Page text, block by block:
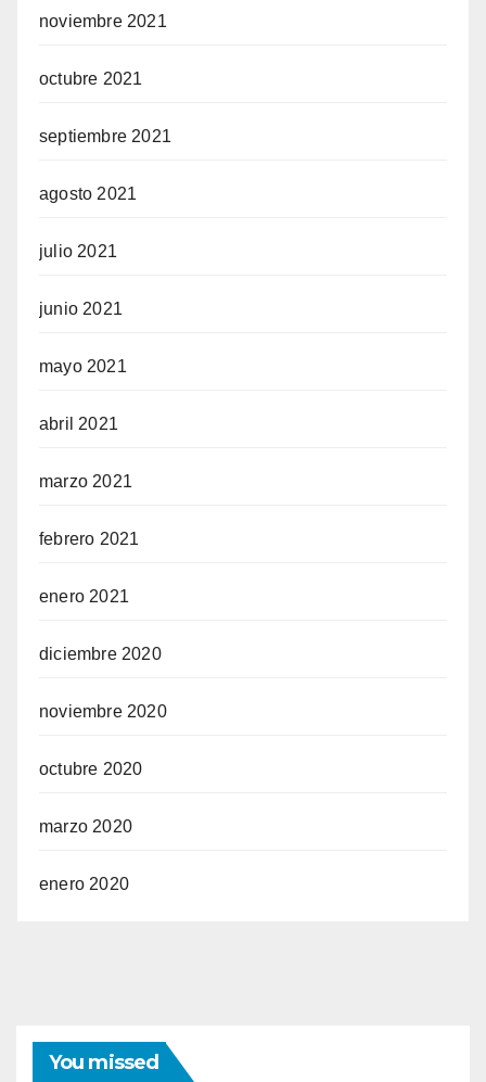
noviembre 2021
octubre 2021
septiembre 2021
agosto 2021
julio 2021
junio 2021
mayo 2021
abril 2021
marzo 2021
febrero 2021
enero 2021
diciembre 2020
noviembre 2020
octubre 2020
marzo 2020
enero 2020
You missed